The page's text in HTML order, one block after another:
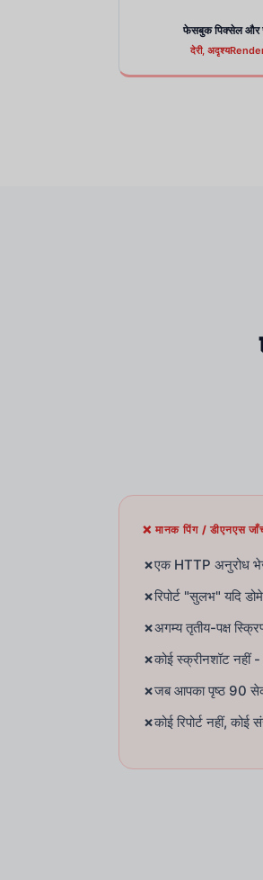
फेसबुक पिक्सेल और
देरी,
❌ मानक पिंग / डीएनएस
✗एक HTTP अनुरोध
✗रिपोर्ट "सुलभ" यदि
✗अगम्य तृतीय-पक्ष
✗कोई स्क्रीनशॉट नहीं
✗जब आपका पृष्ठ 90
✗कोई रिपोर्ट नहीं,